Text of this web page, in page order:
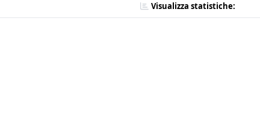
Visualizza statistiche: